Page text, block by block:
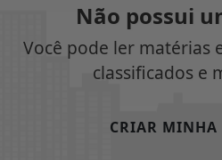
Não possui
Você pode ler matérias
classificados e
CRIAR MINHA